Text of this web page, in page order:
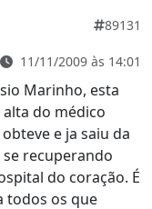
89131
11/11/2009 às 14:01
Marinho, esta
do médico
e ja saiu da
se recuperando
do coração. É
todos os que